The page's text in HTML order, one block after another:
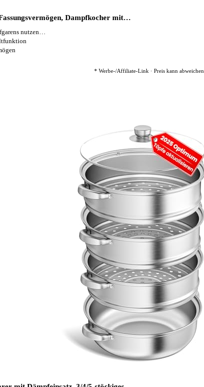
Dampfkocher mit…
nutzen…
* Werbe-/Affiliate-Link · Preis kann abweichen